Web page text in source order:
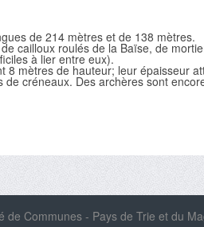
de 214 mètres et de 138 mètres.
cailloux roulés de la Baïse, de
à lier entre eux).
8 mètres de hauteur; leur épaisseur
de créneaux. Des archères sont
de Communes - Pays de Trie et du